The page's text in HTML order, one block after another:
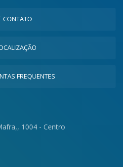
CONTATO
FREQUENTES
1004 - Centro